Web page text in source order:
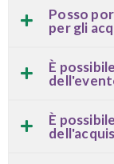
Posso
per gli
È
È